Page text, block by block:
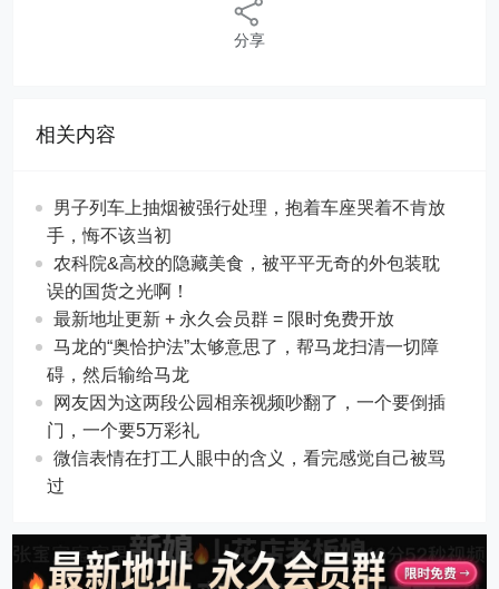
分享
相关内容
男子列车上抽烟被强行处理，抱着车座哭着不肯放
手，悔不该当初
农科院&高校的隐藏美食，被平平无奇的外包装耽
误的国货之光啊！
最新地址更新 + 永久会员群 = 限时免费开放
马龙的“奥恰护法”太够意思了，帮马龙扫清一切障
碍，然后输给马龙
网友因为这两段公园相亲视频吵翻了，一个要倒插
门，一个要5万彩礼
微信表情在打工人眼中的含义，看完感觉自己被骂
过